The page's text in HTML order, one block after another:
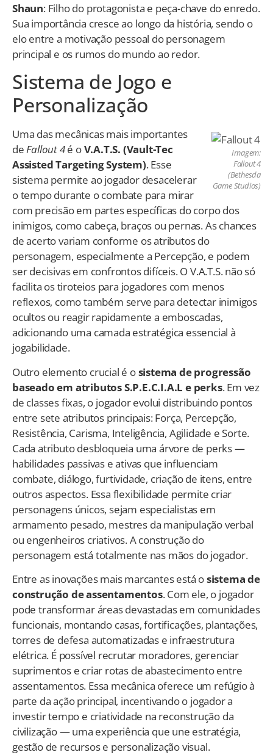
Shaun: Filho do protagonista e peça-chave do enredo.
Sua importância cresce ao longo da história, sendo o
elo entre a motivação pessoal do personagem
principal e os rumos do mundo ao redor.
Sistema de Jogo e
Personalização
Imagem:
Fallout 4
(Bethesda
Game Studios)
Uma das mecânicas mais importantes
deFallout 4é oV.A.T.S. (Vault-Tec
Assisted Targeting System). Esse
sistema permite ao jogador desacelerar
o tempo durante o combate para mirar
com precisão em partes específicas do corpo dos
inimigos, como cabeça, braços ou pernas. As chances
de acerto variam conforme os atributos do
personagem, especialmente a Percepção, e podem
ser decisivas em confrontos difíceis. O V.A.T.S. não só
facilita os tiroteios para jogadores com menos
reflexos, como também serve para detectar inimigos
ocultos ou reagir rapidamente a emboscadas,
adicionando uma camada estratégica essencial à
jogabilidade.
Outro elemento crucial é osistema de progressão
baseado em atributos S.P.E.C.I.A.L e perks. Em vez
de classes fixas, o jogador evolui distribuindo pontos
entre sete atributos principais: Força, Percepção,
Resistência, Carisma, Inteligência, Agilidade e Sorte.
Cada atributo desbloqueia uma árvore de perks —
habilidades passivas e ativas que influenciam
combate, diálogo, furtividade, criação de itens, entre
outros aspectos. Essa flexibilidade permite criar
personagens únicos, sejam especialistas em
armamento pesado, mestres da manipulação verbal
ou engenheiros criativos. A construção do
personagem está totalmente nas mãos do jogador.
Entre as inovações mais marcantes está osistema de
construção de assentamentos. Com ele, o jogador
pode transformar áreas devastadas em comunidades
funcionais, montando casas, fortificações, plantações,
torres de defesa automatizadas e infraestrutura
elétrica. É possível recrutar moradores, gerenciar
suprimentos e criar rotas de abastecimento entre
assentamentos. Essa mecânica oferece um refúgio à
parte da ação principal, incentivando o jogador a
investir tempo e criatividade na reconstrução da
civilização — uma experiência que une estratégia,
gestão de recursos e personalização visual.